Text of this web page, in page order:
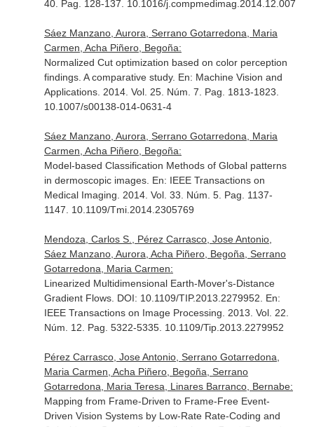
40. Pag. 128-137. 10.1016/j.compmedimag.2014.12.007
Sáez Manzano, Aurora, Serrano Gotarredona, Maria
Carmen, Acha Piñero, Begoña:
Normalized Cut optimization based on color perception
findings. A comparative study. En: Machine Vision and
Applications. 2014. Vol. 25. Núm. 7. Pag. 1813-1823.
10.1007/s00138-014-0631-4
Sáez Manzano, Aurora, Serrano Gotarredona, Maria
Carmen, Acha Piñero, Begoña:
Model-based Classification Methods of Global patterns
in dermoscopic images. En: IEEE Transactions on
Medical Imaging . 2014. Vol. 33. Núm. 5. Pag. 1137-
1147. 10.1109/Tmi.2014.2305769
Mendoza, Carlos S., Pérez Carrasco, Jose Antonio,
Sáez Manzano, Aurora, Acha Piñero, Begoña, Serrano
Gotarredona, Maria Carmen:
Linearized Multidimensional Earth-Mover's-Distance
Gradient Flows. DOI: 10.1109/TIP.2013.2279952. En:
IEEE Transactions on Image Processing . 2013. Vol. 22.
Núm. 12. Pag. 5322-5335. 10.1109/Tip.2013.2279952
Pérez Carrasco, Jose Antonio, Serrano Gotarredona,
Maria Carmen, Acha Piñero, Begoña, Serrano
Gotarredona, Maria Teresa, Linares Barranco, Bernabe:
Mapping from Frame-Driven to Frame-Free Event-
Driven Vision Systems by Low-Rate Rate-Coding and